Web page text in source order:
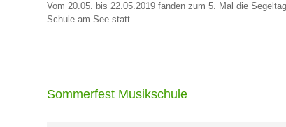
Vom 20.05. bis 22.05.2019 fanden zum 5. Mal die
Schule am See statt.
Sommerfest Musikschule